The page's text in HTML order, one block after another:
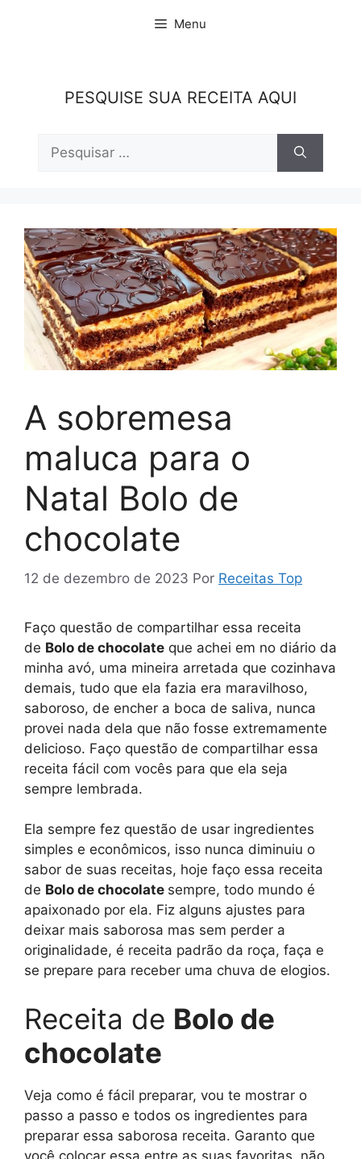
Menu
PESQUISE SUA RECEITA AQUI
por:
A sobremesa
maluca para o
Natal Bolo de
chocolate
12 de dezembro de 2023 Por Receitas Top
Faço questão de compartilhar essa receita
de Bolo de chocolate que achei em no diário da
minha avó, uma mineira arretada que cozinhava
demais, tudo que ela fazia era maravilhoso,
saboroso, de encher a boca de saliva, nunca
provei nada dela que não fosse extremamente
delicioso. Faço questão de compartilhar essa
receita fácil com vocês para que ela seja
sempre lembrada.
Ela sempre fez questão de usar ingredientes
simples e econômicos, isso nunca diminuiu o
sabor de suas receitas, hoje faço essa receita
de Bolo de chocolate sempre, todo mundo é
apaixonado por ela. Fiz alguns ajustes para
deixar mais saborosa mas sem perder a
originalidade, é receita padrão da roça, faça e
se prepare para receber uma chuva de elogios.
Receita de Bolo de
chocolate
Veja como é fácil preparar, vou te mostrar o
passo a passo e todos os ingredientes para
preparar essa saborosa receita. Garanto que
você colocar essa entre as suas favoritas, não